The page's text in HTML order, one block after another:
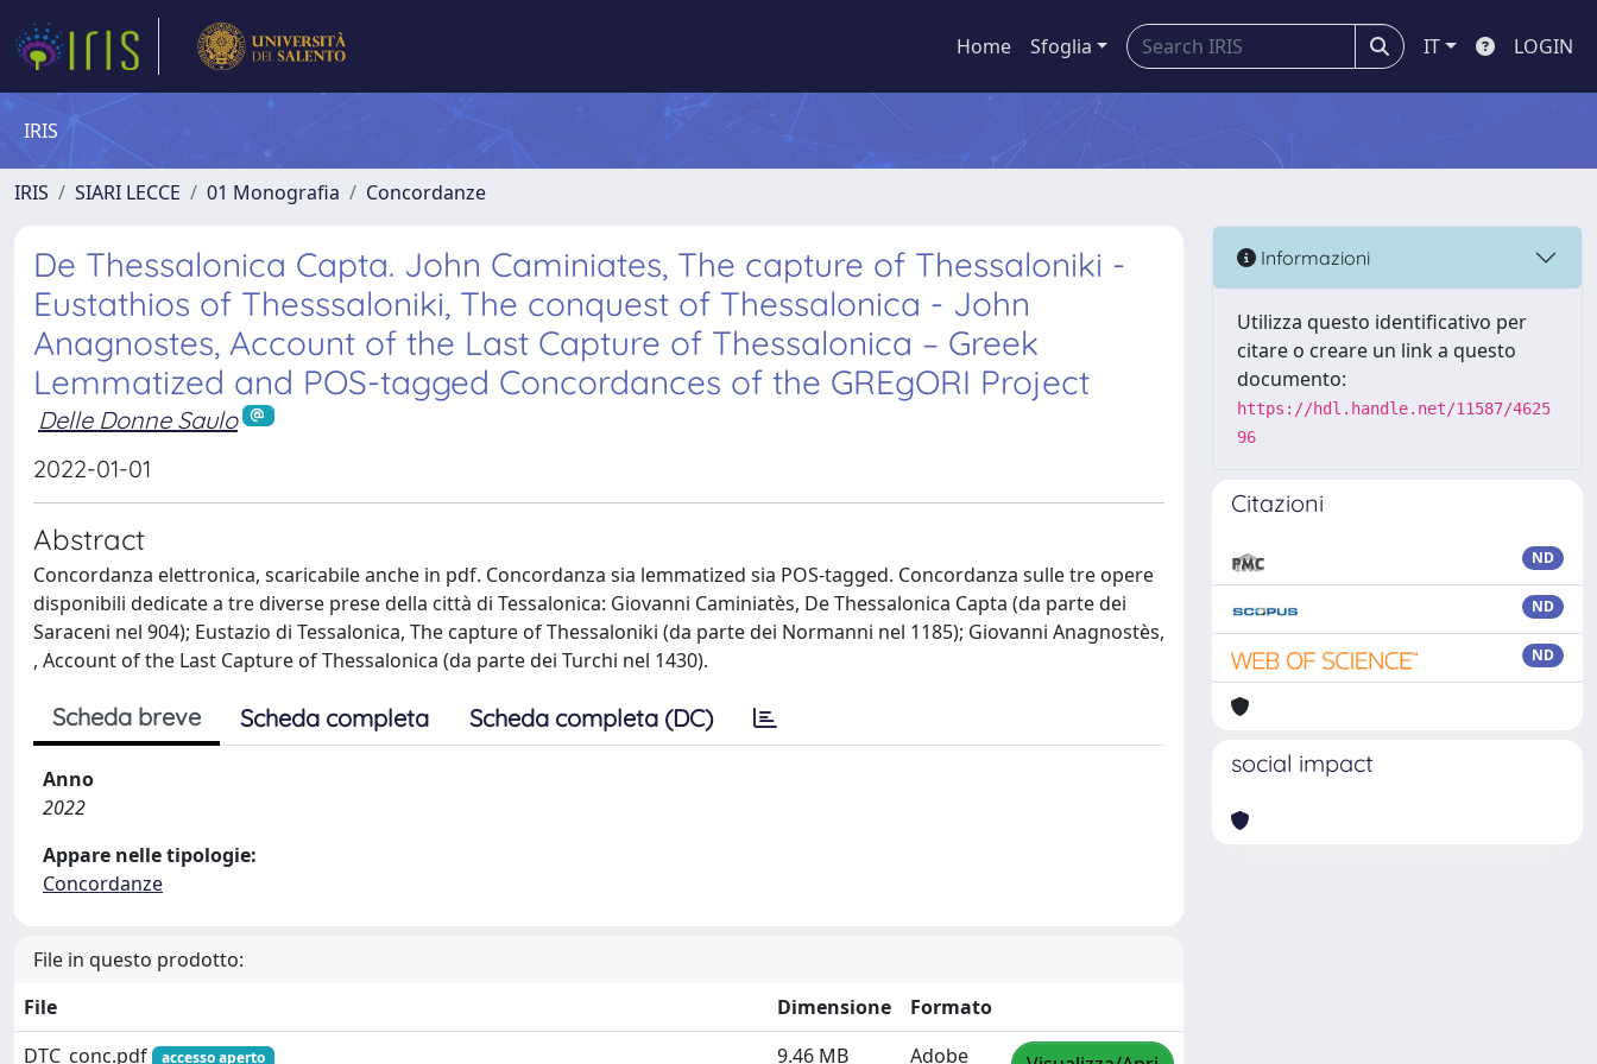
Home Sfoglia IT LOGIN
IRIS
IRIS SIARI LECCE 01 Monografia Concordanze
De Thessalonica Capta. John Caminiates, The capture of Thessaloniki -
Eustathios of Thesssaloniki, The conquest of Thessalonica - John
Anagnostes, Account of the Last Capture of Thessalonica – Greek
Lemmatized and POS-tagged Concordances of the GREgORI Project
Delle Donne Saulo
2022-01-01
Abstract
Concordanza elettronica, scaricabile anche in pdf. Concordanza sia lemmatized sia POS-tagged. Concordanza sulle tre opere
disponibili dedicate a tre diverse prese della città di Tessalonica: Giovanni Caminiatès, De Thessalonica Capta (da parte dei
Saraceni nel 904); Eustazio di Tessalonica, The capture of Thessaloniki (da parte dei Normanni nel 1185); Giovanni Anagnostès,
, Account of the Last Capture of Thessalonica (da parte dei Turchi nel 1430).
Scheda breve Scheda completa Scheda completa (DC)
Anno
2022
Appare nelle tipologie:
Concordanze
File in questo prodotto:
File
Dimensione
Formato
DTC_conc.pdf
accesso aperto 9.46 MB Adobe
Informazioni
Utilizza questo identificativo per
citare o creare un link a questo
documento:
https://hdl.handle.net/11587/4625
96
Citazioni
ND
ND
ND
social impact